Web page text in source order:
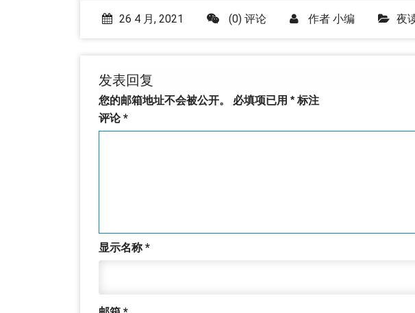
26 4 月, 2021 (0) 评论 作者 小编 夜
发表回复
您的邮箱地址不会被公开。 必填项已用 * 标注
评论*
显示名称*